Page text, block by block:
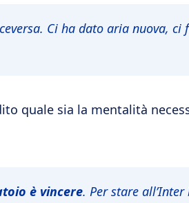
Ci ha dato aria nuova, ci
quale sia la mentalità
è vincere. Per stare